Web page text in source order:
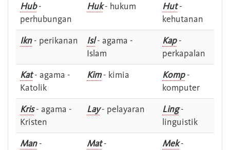
Hub-
perhubungan
Huk- hukum Hut-
kehutanan
Ikn- perikanan Isl- agama -
Islam
Kap-
perkapalan
Kat- agama -
Katolik
Kim- kimia Komp-
komputer
Kris- agama -
Kristen
Lay- pelayaran Ling-
linguistik
Man-
Mat-
Mek-